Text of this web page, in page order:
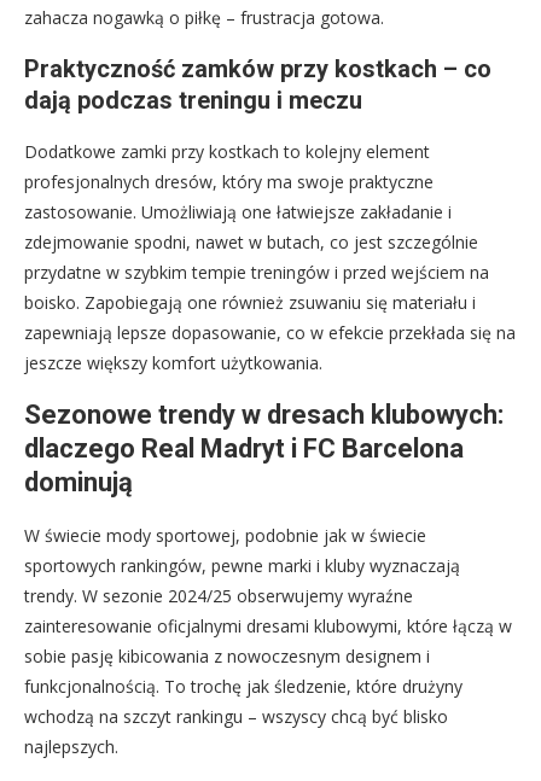
zahacza nogawką o piłkę – frustracja gotowa.
Praktyczność zamków przy kostkach – co
dają podczas treningu i meczu
Dodatkowe zamki przy kostkach to kolejny element
profesjonalnych dresów, który ma swoje praktyczne
zastosowanie. Umożliwiają one łatwiejsze zakładanie i
zdejmowanie spodni, nawet w butach, co jest szczególnie
przydatne w szybkim tempie treningów i przed wejściem na
boisko. Zapobiegają one również zsuwaniu się materiału i
zapewniają lepsze dopasowanie, co w efekcie przekłada się na
jeszcze większy komfort użytkowania.
Sezonowe trendy w dresach klubowych:
dlaczego Real Madryt i FC Barcelona
dominują
W świecie mody sportowej, podobnie jak w świecie
sportowych rankingów, pewne marki i kluby wyznaczają
trendy. W sezonie 2024/25 obserwujemy wyraźne
zainteresowanie oficjalnymi dresami klubowymi, które łączą w
sobie pasję kibicowania z nowoczesnym designem i
funkcjonalnością. To trochę jak śledzenie, które drużyny
wchodzą na szczyt rankingu – wszyscy chcą być blisko
najlepszych.